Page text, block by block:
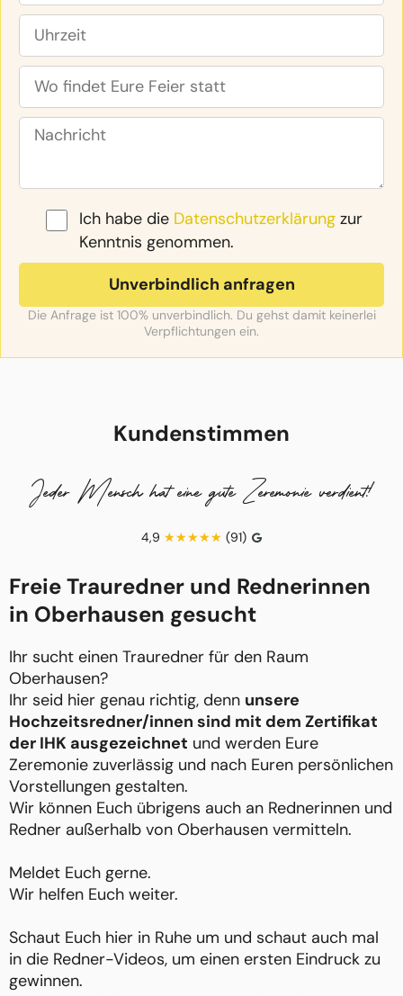
Ich habe die Datenschutzerklärung zur
Kenntnis genommen.
Die Anfrage ist 100% unverbindlich. Du gehst damit keinerlei
Verpflichtungen ein.
Kundenstimmen
Jeder Mensch hat eine gute Zeremonie verdient!
4,9 (91)
Freie Trauredner und Rednerinnen
in Oberhausen gesucht
Ihr sucht einen Trauredner für den Raum
Oberhausen?
Ihr seid hier genau richtig, denn unsere
Hochzeitsredner/innen sind mit dem Zertifikat
der IHK ausgezeichnet und werden Eure
Zeremonie zuverlässig und nach Euren persönlichen
Vorstellungen gestalten.
Wir können Euch übrigens auch an Rednerinnen und
Redner außerhalb von Oberhausen vermitteln.
Meldet Euch gerne.
Wir helfen Euch weiter.
Schaut Euch hier in Ruhe um und schaut auch mal
in die Redner-Videos, um einen ersten Eindruck zu
gewinnen.